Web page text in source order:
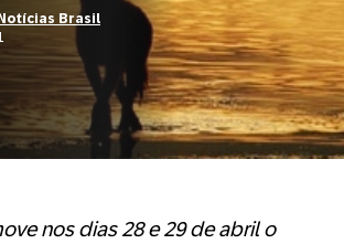
Brasil
nos dias 28 e 29 de abril o